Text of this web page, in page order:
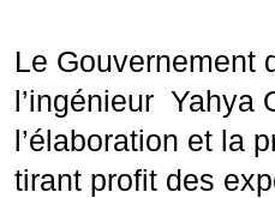
Le Gouvernement
l’ingénieur Yahya
l’élaboration et la
tirant profit des